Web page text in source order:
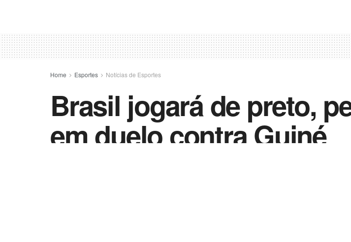
Home Esportes Notícias de Esportes
Brasil jogará de preto,
em duelo contra Guiné